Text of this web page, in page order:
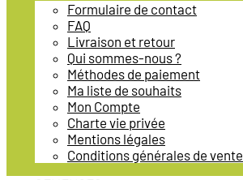
Formulaire de contact
FAQ
Livraison et retour
Qui sommes-nous ?
Méthodes de paiement
Ma liste de souhaits
Mon Compte
Charte vie privée
Mentions légales
Conditions générales de vente